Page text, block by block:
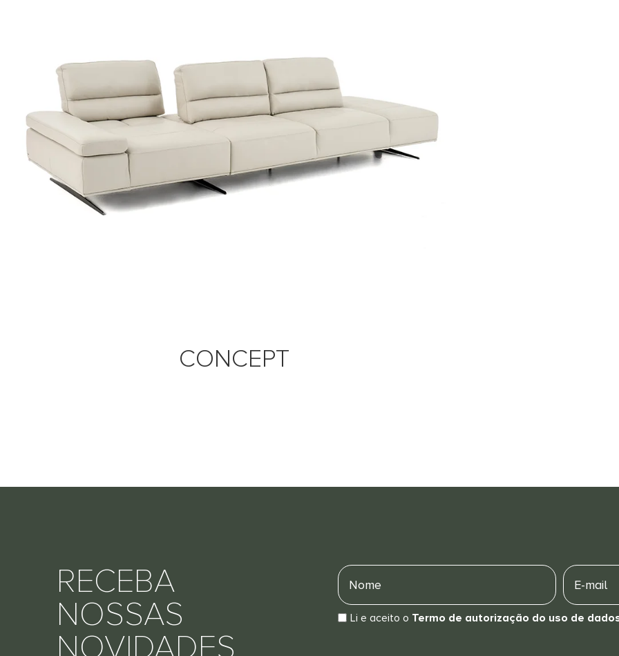
CONCEPT
RECEBA
NOSSAS
NOVIDADES
Nome
E-
mail
Li e aceito o Termo de autorização do uso de